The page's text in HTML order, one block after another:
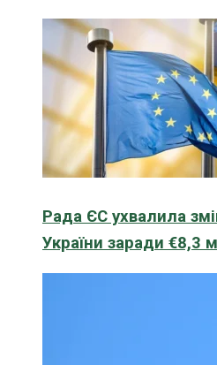
Рада ЄС ухвалила
України заради €8,3